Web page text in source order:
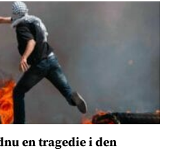
en tragedie i den